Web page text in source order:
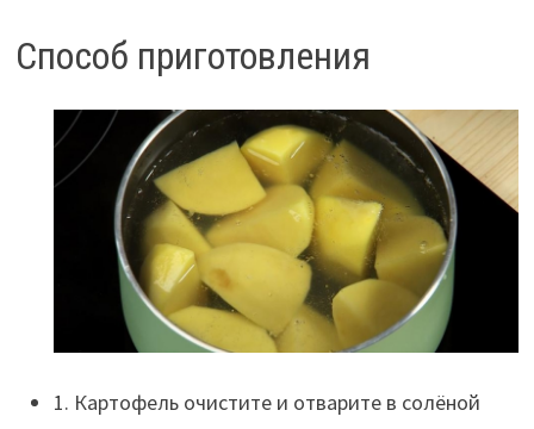
Способ приготовления
1. Картофель очистите и отварите в солёной